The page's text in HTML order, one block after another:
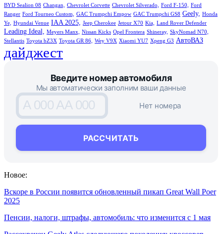
BYD Sealion 08 Changan, Chevrolet Corvette Chevrolet Silverado, Ford F-150,
Ford
Ranger Ford Tourneo Custom, GAC Trumpchi Empow GAC Trumpchi GS8 Geely,
Honda
Ye,
Hyundai Venue IAA 2025, Jeep Cherokee Jetour X70 Kia, Land Rover Defender
Leading Ideal, Meyers Manx, Nissan Kicks Opel Frontera Shineray, SkyNomad N70,
Stellantis Toyota bZ3X Toyota GR 86, Wey V9X Xiaomi YU7 Xpeng G3 АвтоВАЗ
дайджест
Введите номер автомобиля
Мы автоматически заполним ваши данные
A 000 AA 000
РАССЧИТАТЬ
Нет номера
Новое:
Вскоре в России появится обновленный пикап Great Wall Poer
2025
Пенсии, налоги, штрафы, автомобиль: что изменится с 1 мая